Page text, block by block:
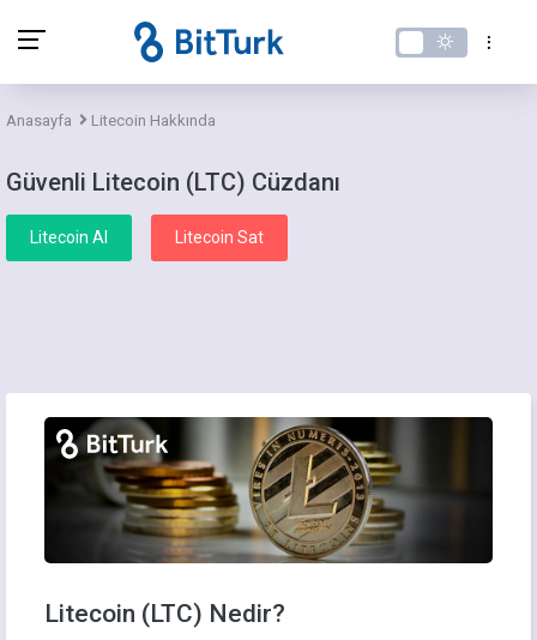
Anasayfa Litecoin Hakkında
Güvenli Litecoin (LTC) Cüzdanı
Litecoin Al Litecoin Sat
Litecoin (LTC) Nedir?